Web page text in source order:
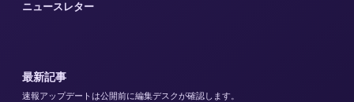
ニュースレター
最新記事
速報アップデートは公開前に編集デスクが確認します。